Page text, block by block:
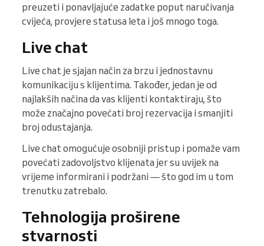
preuzeti i ponavljajuće zadatke poput naručivanja
cvijeća, provjere statusa leta i još mnogo toga.
Live chat
Live chat je sjajan način za brzu i jednostavnu
komunikaciju s klijentima. Također, jedan je od
najlakših načina da vas klijenti kontaktiraju, što
može značajno povećati broj rezervacija i smanjiti
broj odustajanja.
Live chat omogućuje osobniji pristup i pomaže vam
povećati zadovoljstvo klijenata jer su uvijek na
vrijeme informirani i podržani — što god im u tom
trenutku zatrebalo.
Tehnologija proširene
stvarnosti